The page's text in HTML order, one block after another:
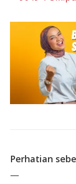
Perhatian
—